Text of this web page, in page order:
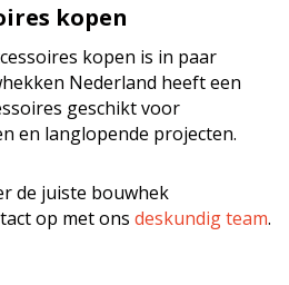
kopen
kopen is in paar
Nederland heeft een
geschikt voor
en langlopende projecten.
de juiste bouwhek
op met ons deskundig team.